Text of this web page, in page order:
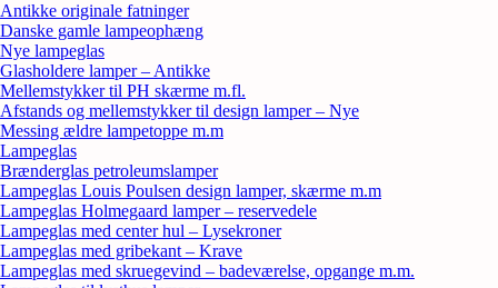
Antikke originale fatninger
Danske gamle lampeophæng
Nye lampeglas
Glasholdere lamper – Antikke
Mellemstykker til PH skærme m.fl.
Afstands og mellemstykker til design lamper – Nye
Messing ældre lampetoppe m.m
Lampeglas
Brænderglas petroleumslamper
Lampeglas Louis Poulsen design lamper, skærme m.m
Lampeglas Holmegaard lamper – reservedele
Lampeglas med center hul – Lysekroner
Lampeglas med gribekant – Krave
Lampeglas med skruegevind – badeværelse, opgange m.m.